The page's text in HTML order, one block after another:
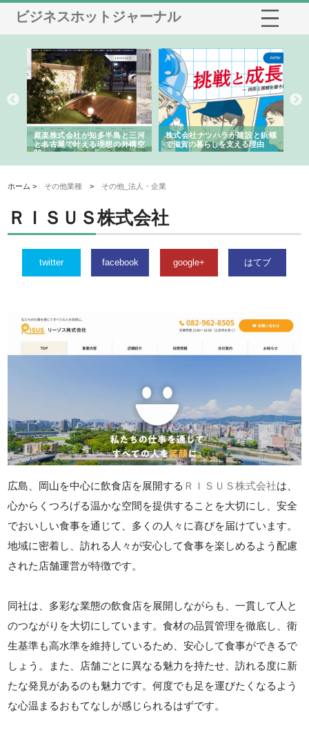
ビジネスホットジャーナル
庭楽株式会社が知多半島と三河
と名古屋で叶える理想の外構空
間
株式会社ナツハラが建設と鋲螺
で滋賀の暮らしを支える理由
ホーム > その他業種 > その他_法人・企業
ＲＩＳＵＳ株式会社
twitter facebook google+ はてブ
広島、岡山を中心に飲食店を展開する ＲＩＳＵＳ株式会社は、
心からくつろげる温かな空間を提供することを大切にし、安全
でおいしい食事を通じて、多くの人々に喜びを届けています。
地域に密着し、訪れる人々が安心して食事を楽しめるよう配慮
された店舗運営が特徴です。
同社は、多彩な業態の飲食店を展開しながらも、一貫して人と
のつながりを大切にしています。食材の品質管理を徹底し、衛
生基準も高水準を維持しているため、安心して食事ができるで
しょう。また、店舗ごとに異なる魅力を持たせ、訪れる度に新
たな発見があるのも魅力です。何度でも足を運びたくなるよう
な心温まるおもてなしが感じられるはずです。